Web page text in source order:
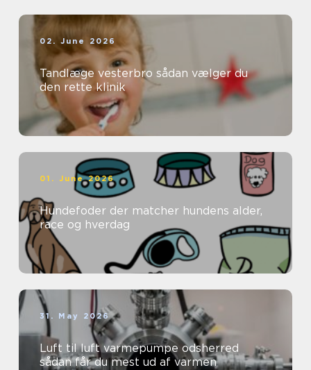
02. June 2026
Tandlæge vesterbro sådan vælger du
den rette klinik
01. June 2026
Hundefoder der matcher hundens alder,
race og hverdag
31. May 2026
Luft til luft varmepumpe odsherred
sådan får du mest ud af varmen